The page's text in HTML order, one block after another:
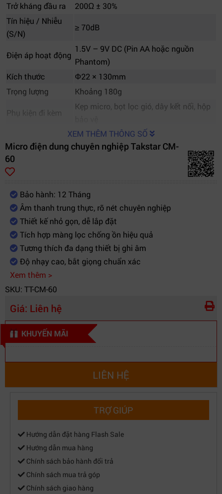
Trở kháng đầu ra
200Ω ± 30%
Tín hiệu / Nhiễu
(S/N)
≥ 70dB
Điện áp hoạt động
1.5V – 9V DC (Pin AA hoặc nguồn
Phantom)
Kích thước
Φ22 × 130mm
Trọng lượng
Khoảng 180g
Phụ kiện đi kèm
Kẹp micro, bọt lọc gió, dây kết nối, hộp
XEM THÊM THÔNG SỐ
Micro điện dung chuyên nghiệp Takstar CM-
60
Bảo hành: 12 Tháng
Âm thanh trung thực, rõ nét chuyên nghiệp
Thiết kế nhỏ gọn, dễ lắp đặt
Tích hợp màng lọc chống ồn hiệu quả
Tương thích đa dạng thiết bị ghi âm
Độ nhạy cao, bắt giọng chuẩn xác
Xem thêm >
SKU: TT-CM-60
Giá: Liên hệ
KHUYẾN MÃI
LIÊN HỆ
TRỢ GIÚP
Hướng dẫn đặt hàng Flash Sale
Hướng dẫn mua hàng
Chính sách bảo hành đổi trả
Chính sách mua trả góp
Chính sách giao hàng